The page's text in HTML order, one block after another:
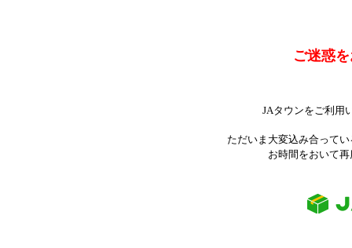
ご迷惑
JAタウンをご利用
ただいま大変込み合って
お時間をおいて